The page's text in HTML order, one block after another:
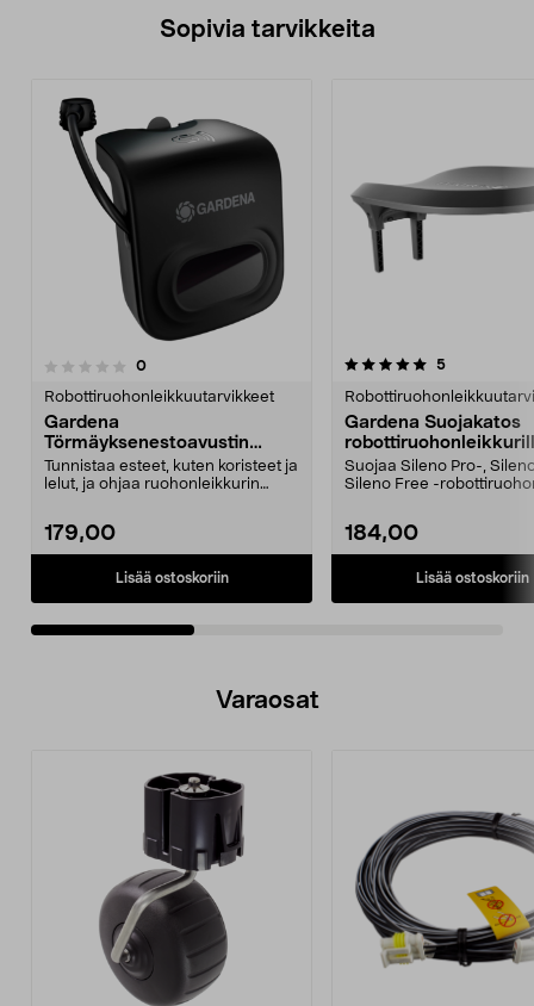
Sopivia tarvikkeita
0arvostelut
Robottiruohonleikkuutarvikkeet
Gardena
Törmäyksenestoavustin
robottiruohonleikkuriin Sileno
Pro, Sileno Max ja Sileno Free
Tunnistaa esteet, kuten koristeet ja
lelut, ja ohjaa ruohonleikkurin
179,00
Lisää ostoskoriin
5.0viidestä
5arvostelut
Gardena Suojakatos
Sileno Pro, Sileno
Sileno Free
Suojaa Sileno Pro-,
Sileno Free -
184,00
Lisää ostoskoriin
1.0viidestä
Varaosat